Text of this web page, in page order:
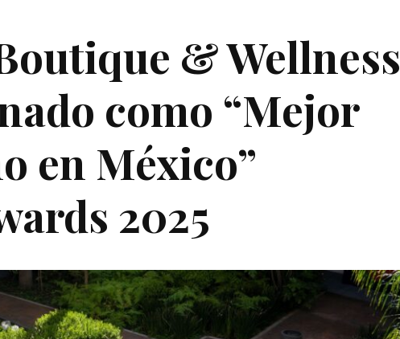
& Wellness
como “Mejor
en México”
2025